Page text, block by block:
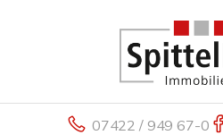
07422 / 949 67-0